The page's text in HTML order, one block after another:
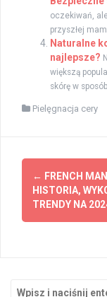
oczekiwań,
przyszłej
Naturalne
najlepsze?
większą
skórę w
Pielęgnacja cery
Zobacz
wpisy
← FRENCH
HISTORIA,
TRENDY NA